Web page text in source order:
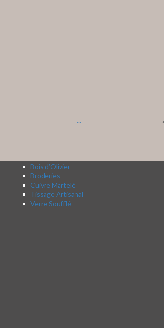
...
Bois d’Olivier
Broderies
Cuivre Martelé
Tissage Artisanal
Verre Soufflé